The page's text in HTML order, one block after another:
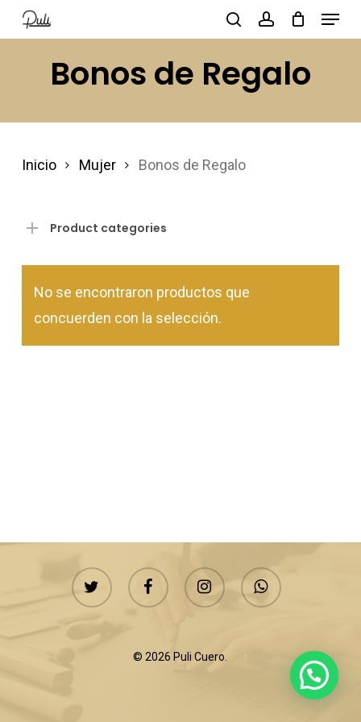
Skip
to
searchaccount
Menu
Bonos de Regalo
Inicio Mujer Bonos de Regalo
Product categories
No se encontraron productos que
concuerden con la selección.
twitter facebook instagram whatsapp
© 2026 Puli Cuero.